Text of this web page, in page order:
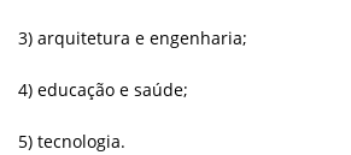
3) arquitetura e engenharia;
4) educação e saúde;
5) tecnologia.